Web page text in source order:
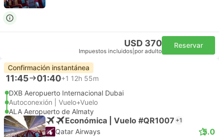
USD 370
Impuestos incluidos por adulto
Reservar
Confirmación instantánea
11:45 01:40+1 12h 55m
DXB Aeropuerto Internacional Dubai
Autoconexión | Vuelo+Vuelo
ALA Aeropuerto de Almaty
Económica | Vuelo #QR1007 +1
Qatar Airways 5.0